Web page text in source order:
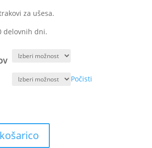
za ušesa.
delovnih dni.
Počisti